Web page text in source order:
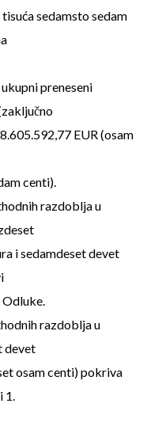
sedamsto sedam
preneseni
EUR (osam
centi).
razdoblja u
i sedamdeset devet
Odluke.
razdoblja u
devet
osam centi) pokriva
1.